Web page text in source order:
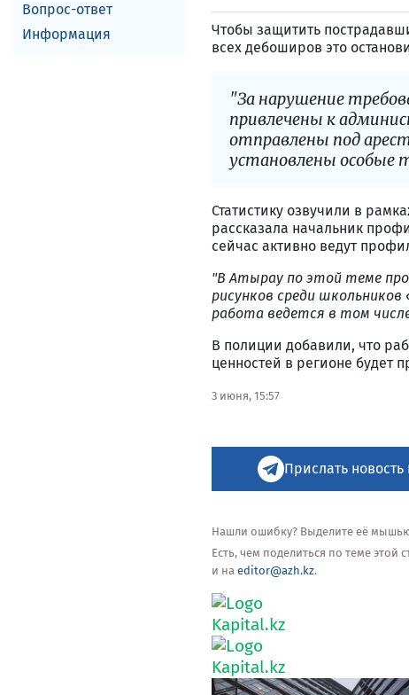
Вопрос-ответ
Информация
Чтобы защитить
всех дебоширов это
"За нарушение
привлечены к
отправлены под
установлены особые
Статистику озвучили в
рассказала начальник
сейчас активно ведут
"В Атырау по этой теме
рисунков среди
работа ведется в том
В полиции добавили, что
ценностей в регионе будет
3 июня, 15:57
Прислать новость
Нашли ошибку? Выделите её
Есть, чем поделиться по теме этой
и на editor@azh.kz.